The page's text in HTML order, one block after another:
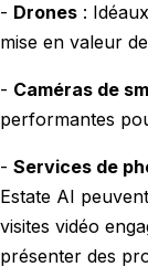
- Drones :
mise en valeur
- Caméras de
performantes
- Services de
Estate AI
visites vidéo
présenter des